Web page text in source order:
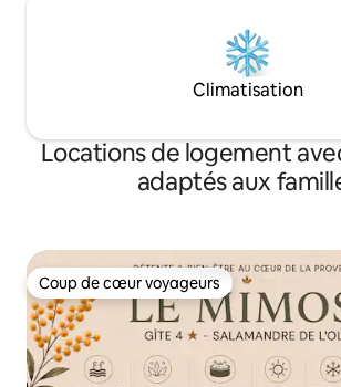
Climatisation
Locations de logement
adaptés aux
Coup de cœur voyageurs
Coup de cœur voyageurs